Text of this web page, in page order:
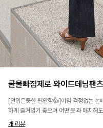
쿨물빠짐제로 와이드데님팬
[안입은듯한 편안함👍]이염 걱정없는 논
하게 즐겨입기 좋으며 어떤 옷과 매치해
개 리뷰